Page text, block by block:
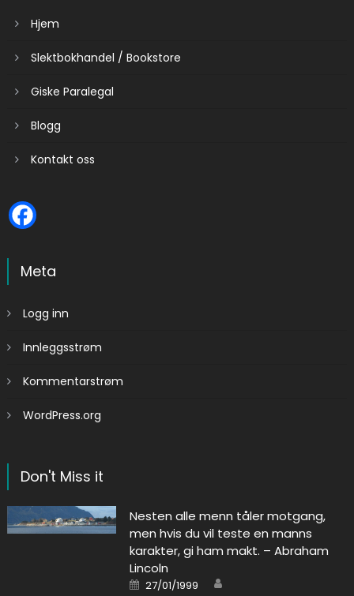
Hjem
Slektbokhandel / Bookstore
Giske Paralegal
Blogg
Kontakt oss
Meta
Logg inn
Innleggsstrøm
Kommentarstrøm
WordPress.org
Don't Miss it
Nesten alle menn tåler motgang,
men hvis du vil teste en manns
karakter, gi ham makt. – Abraham
Lincoln
Posted on
27/01/1999